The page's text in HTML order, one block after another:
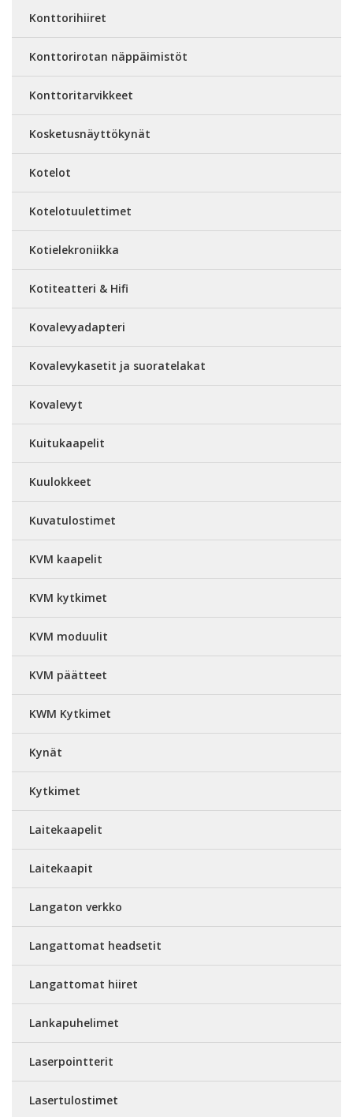
Konttorihiiret
Konttorirotan näppäimistöt
Konttoritarvikkeet
Kosketusnäyttökynät
Kotelot
Kotelotuulettimet
Kotielekroniikka
Kotiteatteri & Hifi
Kovalevyadapteri
Kovalevykasetit ja suoratelakat
Kovalevyt
Kuitukaapelit
Kuulokkeet
Kuvatulostimet
KVM kaapelit
KVM kytkimet
KVM moduulit
KVM päätteet
KWM Kytkimet
Kynät
Kytkimet
Laitekaapelit
Laitekaapit
Langaton verkko
Langattomat headsetit
Langattomat hiiret
Lankapuhelimet
Laserpointterit
Lasertulostimet